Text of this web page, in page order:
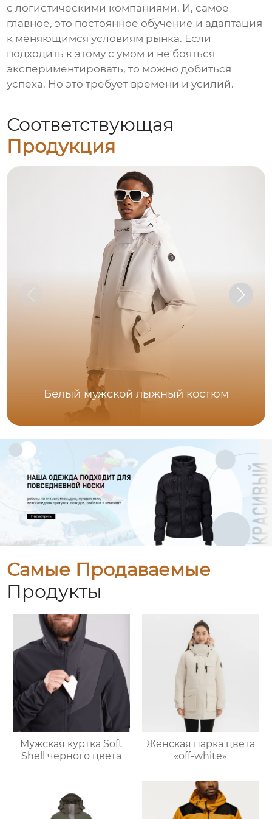
с логистическими компаниями. И, самое
главное, это постоянное обучение и адаптация
к меняющимся условиям рынка. Если
подходить к этому с умом и не бояться
экспериментировать, то можно добиться
успеха. Но это требует времени и усилий.
Соответствующая
Продукция
Белый мужской лыжный костюм
Самые Продаваемые
Продукты
Мужская куртка Soft
Shell черного цвета
Женская парка цвета
«off-white»